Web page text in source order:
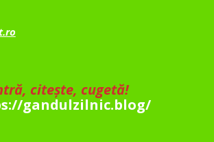
citește, cugetă!
gandulzilnic.blog/